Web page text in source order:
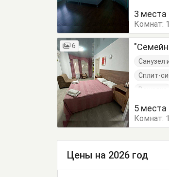
3 места
Комнат: 1
6
Санузел
Сплит-
Вешалка
Шкаф
5 места
Комнат:
Цены на 2026 год